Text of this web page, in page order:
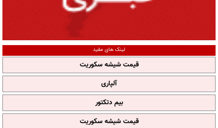
لینک های مفید
قیمت شیشه سکوریت
آلپاری
بیم دتکتور
قیمت شیشه سکوریت